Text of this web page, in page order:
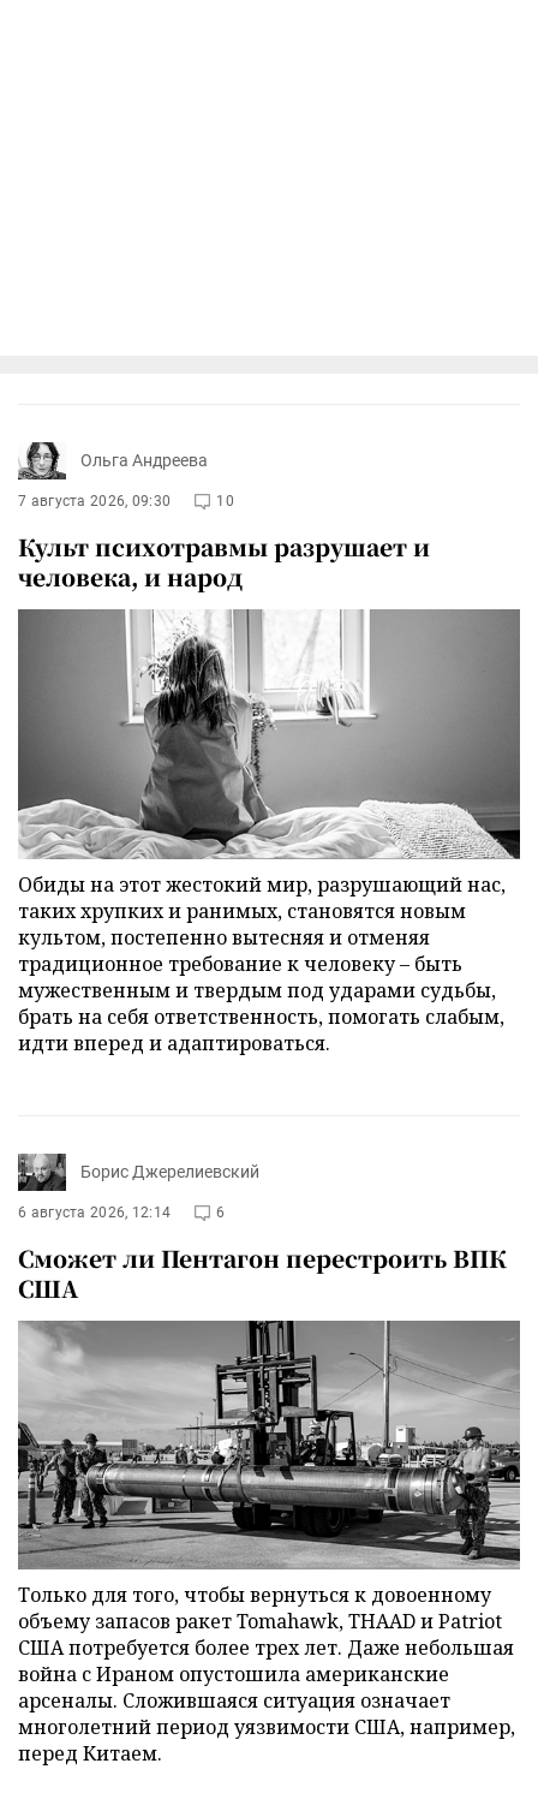
Ольга Андреева
7 августа 2026, 09:30 10
Культ психотравмы разрушает и
человека, и народ
Обиды на этот жестокий мир, разрушающий нас,
таких хрупких и ранимых, становятся новым
культом, постепенно вытесняя и отменяя
традиционное требование к человеку – быть
мужественным и твердым под ударами судьбы,
брать на себя ответственность, помогать слабым,
идти вперед и адаптироваться.
Борис Джерелиевский
6 августа 2026, 12:14 6
Сможет ли Пентагон перестроить ВПК
США
Только для того, чтобы вернуться к довоенному
объему запасов ракет Tomahawk, THAAD и Patriot
США потребуется более трех лет. Даже небольшая
война с Ираном опустошила американские
арсеналы. Сложившаяся ситуация означает
многолетний период уязвимости США, например,
перед Китаем.